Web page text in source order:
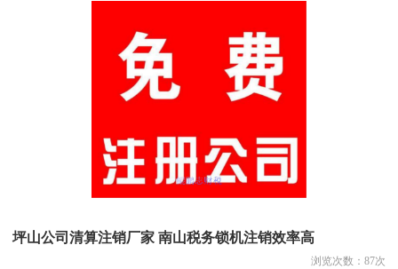
坪山公司清算注销厂家 南山税务锁机注销效率高
浏览次数： 87次